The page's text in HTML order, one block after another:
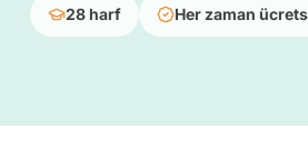
28 harf Her zaman